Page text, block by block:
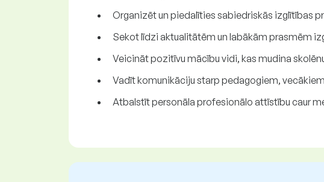
Organizēt un piedalīties sabiedriskās izglītības
Sekot līdzi aktualitātēm un labākām prasmēm
Veicināt pozitīvu mācību vidi, kas mudina
Vadīt komunikāciju starp pedagogiem,
Atbalstīt personāla profesionālo attīstību caur